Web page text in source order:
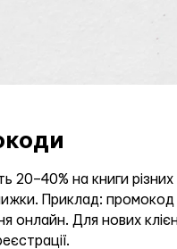
20–40% на книги
Приклад:
онлайн. Для нових